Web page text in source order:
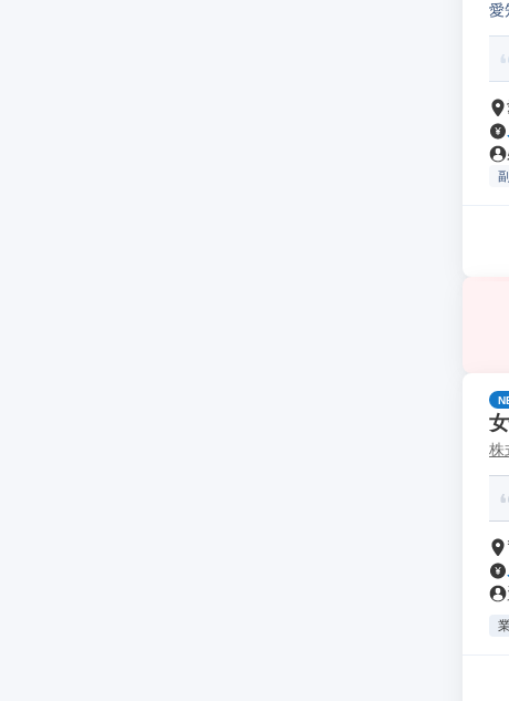
愛
株